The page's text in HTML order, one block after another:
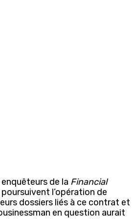
de la Financial
poursuivent l’opération de
dossiers liés à ce contrat et
en question aurait